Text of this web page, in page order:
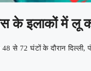
के इलाकों में लू
48 से 72 घंटों के दौरान